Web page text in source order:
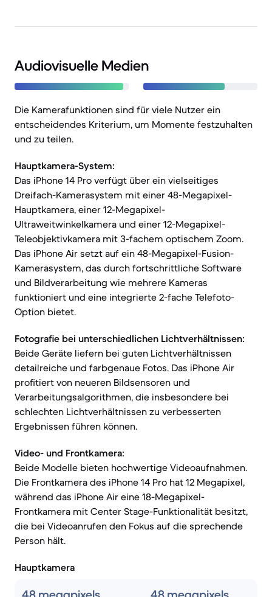
Audiovisuelle Medien
Die Kamerafunktionen sind für viele Nutzer ein
entscheidendes Kriterium, um Momente festzuhalten
und zu teilen.
Hauptkamera-System:
Das iPhone 14 Pro verfügt über ein vielseitiges
Dreifach-Kamerasystem mit einer 48-Megapixel-
Hauptkamera, einer 12-Megapixel-
Ultraweitwinkelkamera und einer 12-Megapixel-
Teleobjektivkamera mit 3-fachem optischem Zoom.
Das iPhone Air setzt auf ein 48-Megapixel-Fusion-
Kamerasystem, das durch fortschrittliche Software
und Bildverarbeitung wie mehrere Kameras
funktioniert und eine integrierte 2-fache Telefoto-
Option bietet.
Fotografie bei unterschiedlichen Lichtverhältnissen:
Beide Geräte liefern bei guten Lichtverhältnissen
detailreiche und farbgenaue Fotos. Das iPhone Air
profitiert von neueren Bildsensoren und
Verarbeitungsalgorithmen, die insbesondere bei
schlechten Lichtverhältnissen zu verbesserten
Ergebnissen führen können.
Video- und Frontkamera:
Beide Modelle bieten hochwertige Videoaufnahmen.
Die Frontkamera des iPhone 14 Pro hat 12 Megapixel,
während das iPhone Air eine 18-Megapixel-
Frontkamera mit Center Stage-Funktionalität besitzt,
die bei Videoanrufen den Fokus auf die sprechende
Person hält.
Hauptkamera